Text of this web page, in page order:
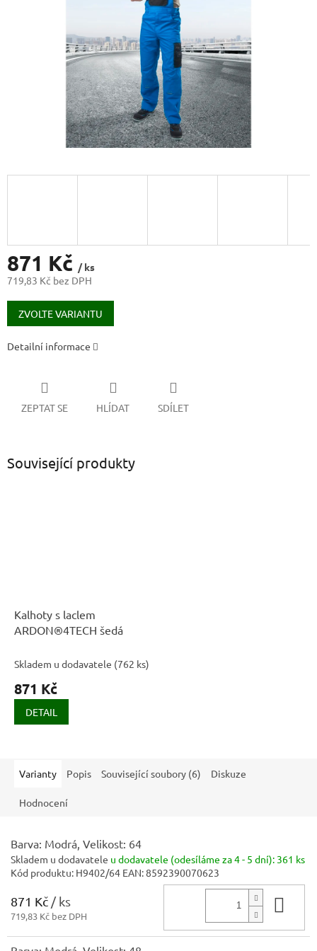
871 Kč / ks
719,83 Kč bez DPH
Měrná
cena:
ZVOLTE VARIANTU
Detailní informace
ZEPTAT SE HLÍDAT SDÍLET
Související produkty
Kalhoty s laclem
ARDON®4TECH šedá
Skladem u dodavatele (762 ks)
871 Kč
DETAIL
Varianty Popis Související soubory (6) Diskuze
Hodnocení
Barva: Modrá, Velikost: 64
Skladem u dodavatele u dodavatele (odesíláme za 4 - 5 dní): 361 ks
Kód produktu: H9402/64 EAN:8592390070623
871 Kč / ks
719,83 Kč bez DPH